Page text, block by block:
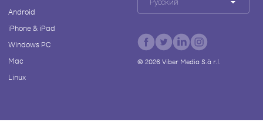
Android
iPhone & iPad
Windows PC
Mac
Linux
© 2026Viber Media S.à r.l.